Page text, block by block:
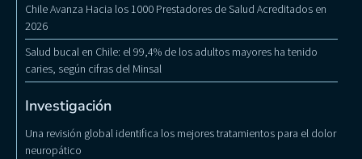
Chile Avanza Hacia los 1000 Prestadores de Salud Acreditados en
2026
Salud bucal en Chile: el 99,4% de los adultos mayores ha tenido
caries, según cifras del Minsal
Investigación
Una revisión global identifica los mejores tratamientos para el dolor
neuropático